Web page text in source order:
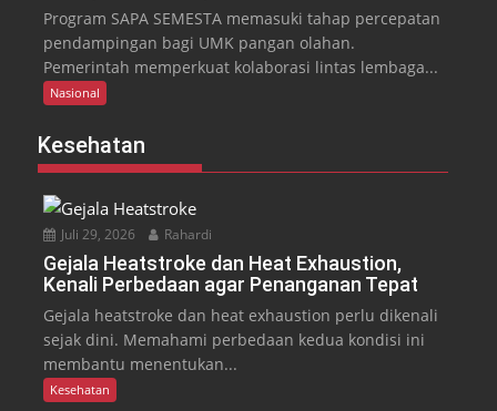
Program SAPA SEMESTA memasuki tahap percepatan
pendampingan bagi UMK pangan olahan.
Pemerintah memperkuat kolaborasi lintas lembaga...
Nasional
Kesehatan
Juli 29, 2026 Rahardi
Gejala Heatstroke dan Heat Exhaustion,
Kenali Perbedaan agar Penanganan Tepat
Gejala heatstroke dan heat exhaustion perlu dikenali
sejak dini. Memahami perbedaan kedua kondisi ini
membantu menentukan...
Kesehatan